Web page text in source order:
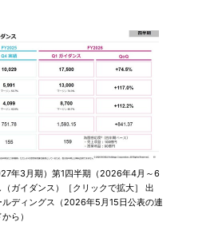
年3月期）第1四半期（2026年4月～6
ガイダンス）［クリックで拡大］ 出
ルディングス（2026年5月15日公表の連
ら）